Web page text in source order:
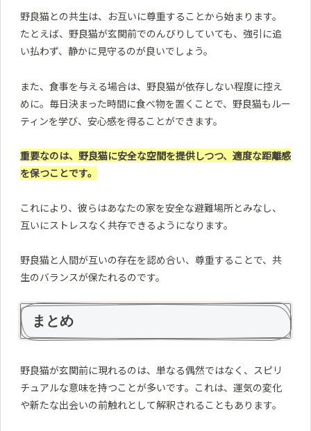
野良猫との共生は、お互いに尊重することから始まります。
たとえば、野良猫が玄関前でのんびりしていても、強引に追
い払わず、静かに見守るのが良いでしょう。
また、食事を与える場合は、野良猫が依存しない程度に控え
めに。毎日決まった時間に食べ物を置くことで、野良猫もルー
ティンを学び、安心感を得ることができます。
重要なのは、野良猫に安全な空間を提供しつつ、適度な距離感
を保つことです。
これにより、彼らはあなたの家を安全な避難場所とみなし、
互いにストレスなく共存できるようになります。
野良猫と人間が互いの存在を認め合い、尊重することで、共
生のバランスが保たれるのです。
まとめ
野良猫が玄関前に現れるのは、単なる偶然ではなく、スピリ
チュアルな意味を持つことが多いです。これは、運気の変化
や新たな出会いの前触れとして解釈されることもあります。